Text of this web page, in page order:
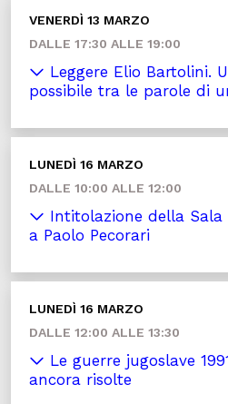
VENERDÌ 13 MARZO
DALLE 17:30 ALLE 19:00
Leggere Elio Bartolini.
possibile tra le parole di
LUNEDÌ 16 MARZO
DALLE 10:00 ALLE 12:00
Intitolazione della
a Paolo Pecorari
LUNEDÌ 16 MARZO
DALLE 12:00 ALLE 13:30
Le guerre jugoslave
ancora risolte